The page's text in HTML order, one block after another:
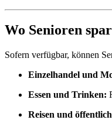
Wo Senioren
Sofern verfügbar, können
Einzelhandel und
Essen und Trinken:
Reisen und